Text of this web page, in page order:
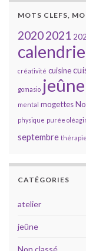
MOTS CLEFS,
20202021
créativité cuisine
gomasio jeûne
mental mogettes
physique purée
septembre thérapie
CATÉGORIES
atelier
jeûne
Non classé